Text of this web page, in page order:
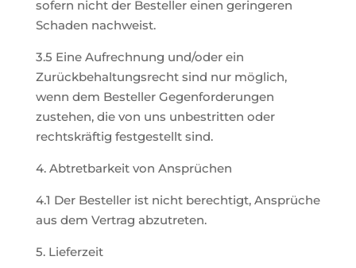
sofern nicht der Besteller einen geringeren
Schaden nachweist.
3.5 Eine Aufrechnung und/oder ein
Zurückbehaltungsrecht sind nur möglich,
wenn dem Besteller Gegenforderungen
zustehen, die von uns unbestritten oder
rechtskräftig festgestellt sind.
4. Abtretbarkeit von Ansprüchen
4.1 Der Besteller ist nicht berechtigt, Ansprüche
aus dem Vertrag abzutreten.
5. Lieferzeit